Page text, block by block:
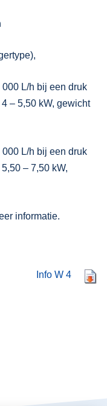
L/h bij een druk
– 5,50 kW, gewicht
L/h bij een druk
– 7,50 kW,
informatie.
Info W 4